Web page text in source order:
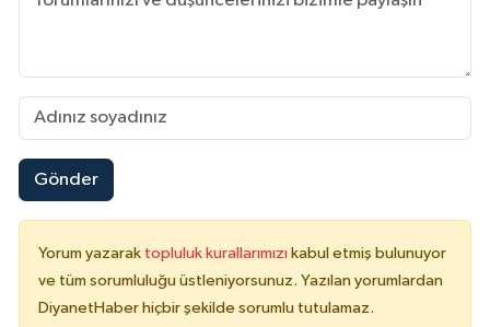
Gönder
Yorum yazarak topluluk kurallarımızı kabul etmiş bulunuyor
ve tüm sorumluluğu üstleniyorsunuz. Yazılan yorumlardan
DiyanetHaber hiçbir şekilde sorumlu tutulamaz.
Tekirdağ Müftülüğü
Tokat Müftülüğü
Tunceli Müftülüğü